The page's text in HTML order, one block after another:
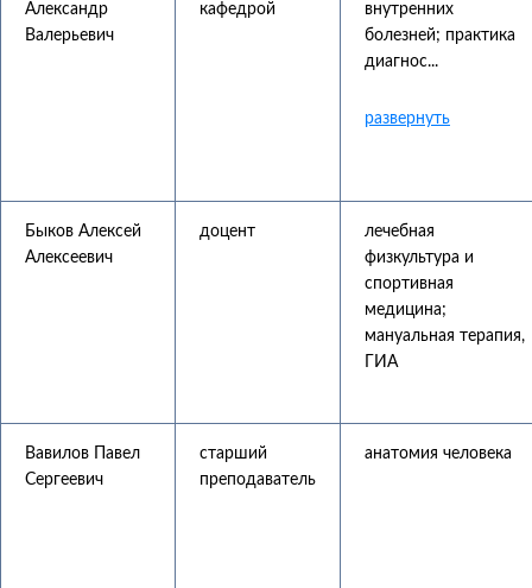
Александр
Валерьевич
кафедрой
внутренних
болезней; практика
диагнос...
Быков Алексей
Алексеевич
доцент
лечебная
физкультура и
спортивная
медицина;
мануальная терапия,
ГИА
Вавилов Павел
Сергеевич
старший
преподаватель
анатомия человека